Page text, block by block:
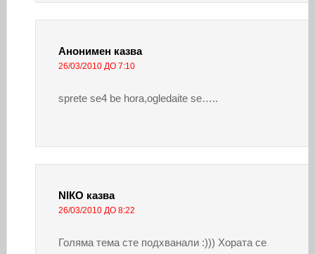
Анонимен казва
26/03/2010 ДО 7:10
sprete se4 be hora,ogledaite se…..
NIКО казва
26/03/2010 ДО 8:22
Голяма тема сте подхванали :))) Хората се